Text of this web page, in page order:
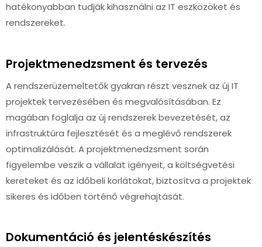
hatékonyabban tudják kihasználni az IT eszközöket és
rendszereket.
Projektmenedzsment és tervezés
A rendszerüzemeltetők gyakran részt vesznek az új IT
projektek tervezésében és megvalósításában. Ez
magában foglalja az új rendszerek bevezetését, az
infrastruktúra fejlesztését és a meglévő rendszerek
optimalizálását. A projektmenedzsment során
figyelembe veszik a vállalat igényeit, a költségvetési
kereteket és az időbeli korlátokat, biztosítva a projektek
sikeres és időben történő végrehajtását.
Dokumentáció és jelentéskészítés